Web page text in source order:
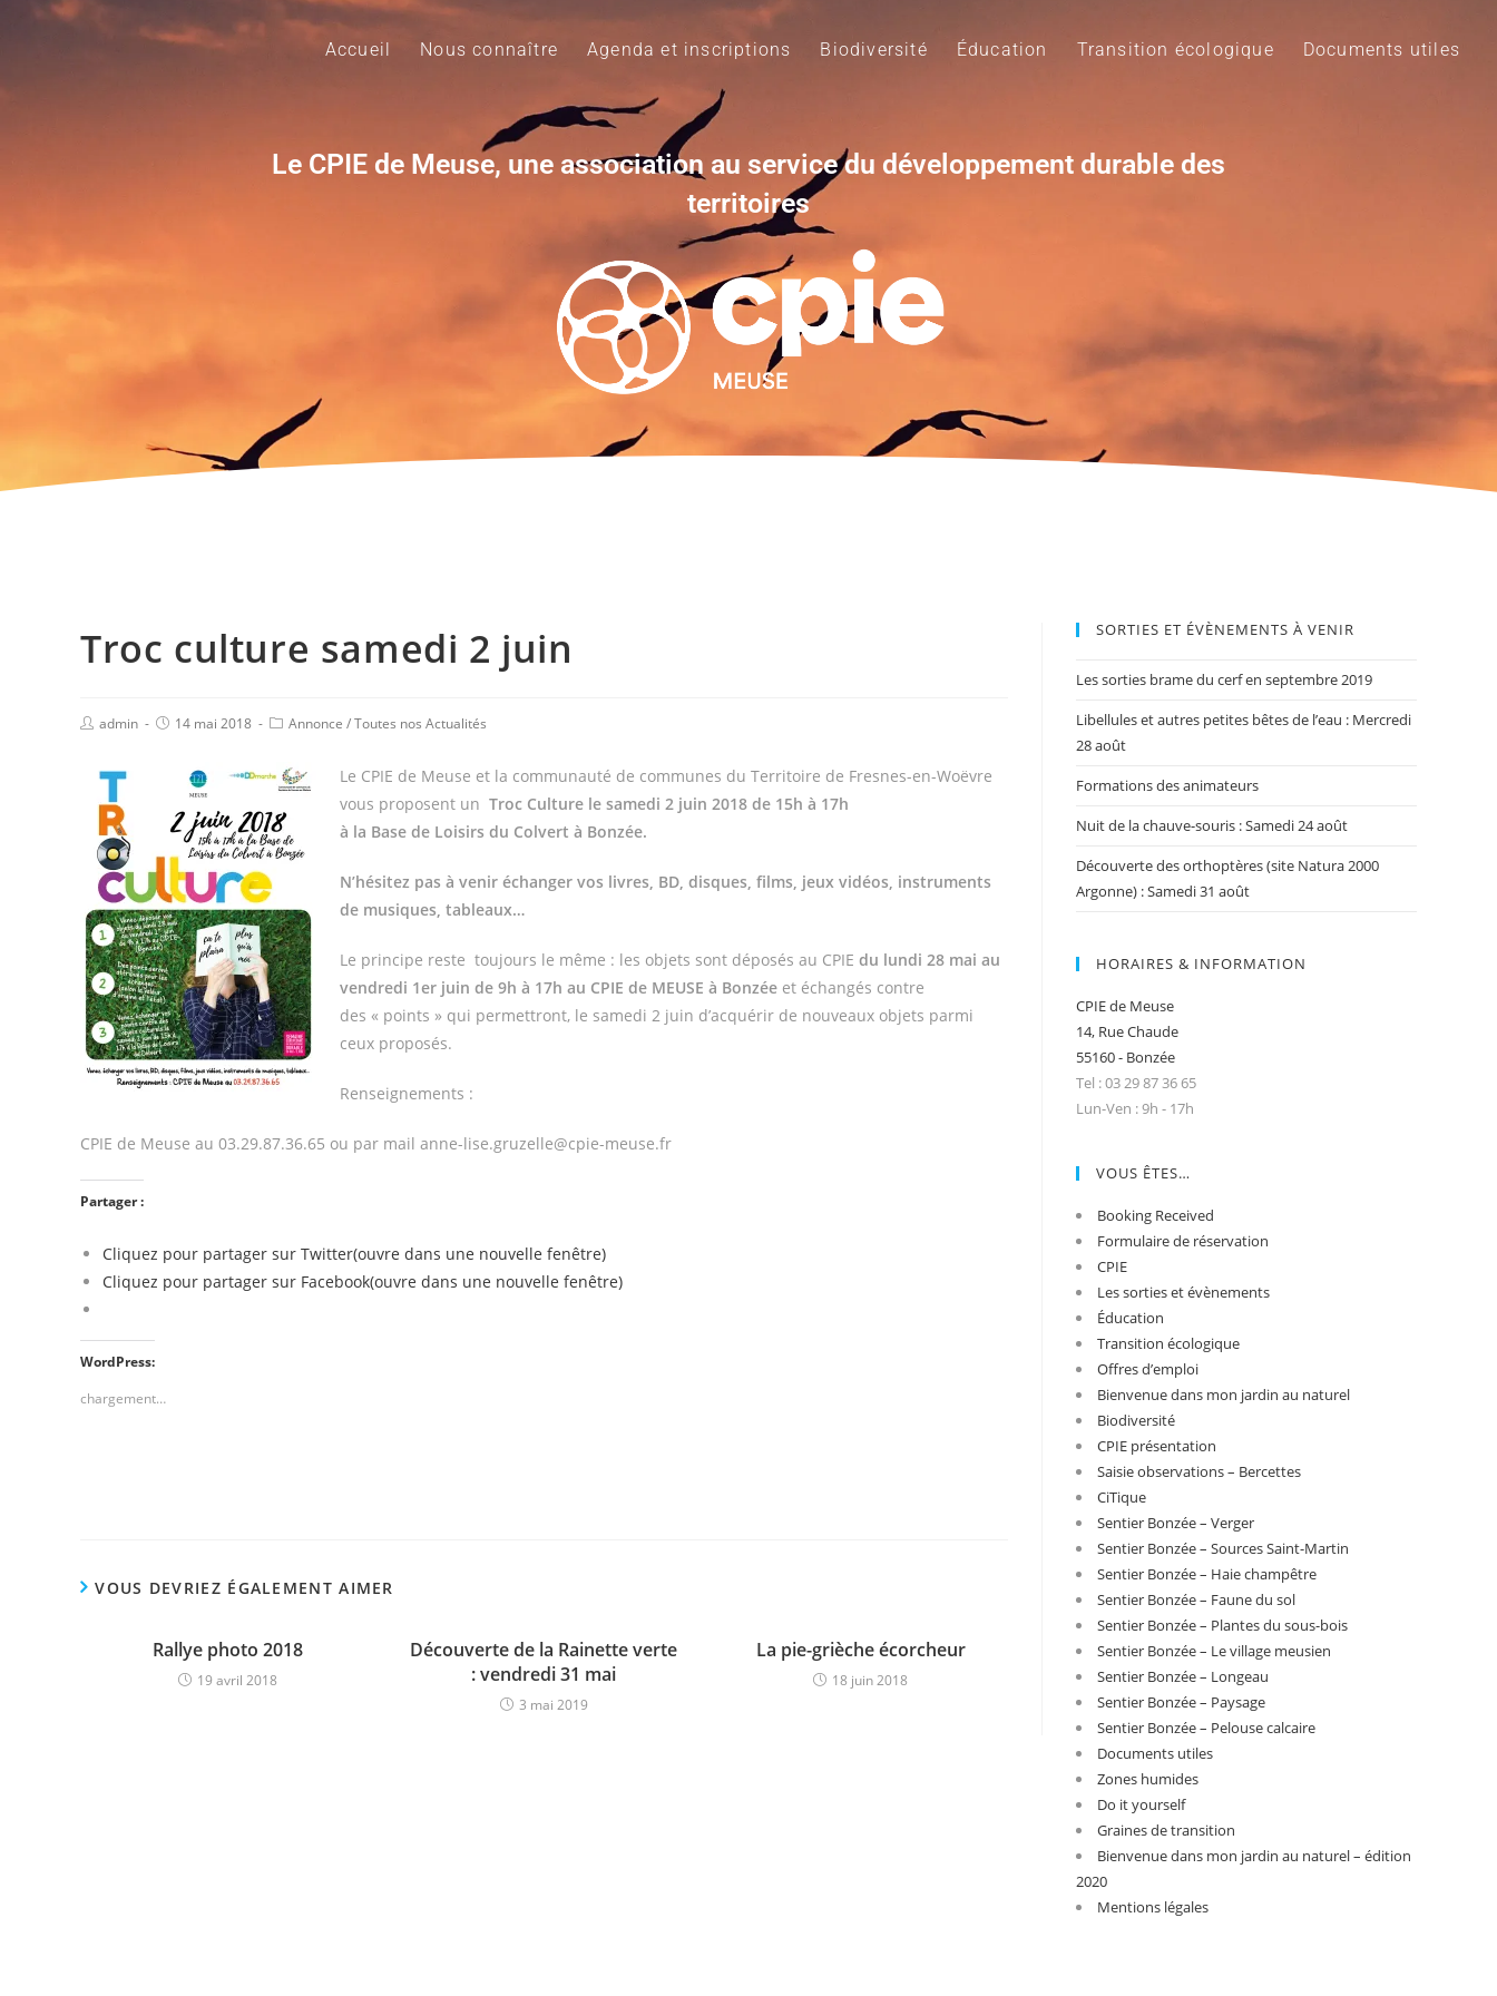
Accueil Nous connaître Agenda et inscriptions Biodiversité Éducation Transition écologique Documents utiles
Le CPIE de Meuse, une association au service du développement durable des
territoires
Troc culture samedi 2 juin
admin 14 mai 2018 Annonce /Toutes nos Actualités
Le CPIE de Meuse et la communauté de communes du Territoire de Fresnes-en-Woëvre
vous proposent un Troc Culture le samedi 2 juin 2018 de 15h à 17h
à la Base de Loisirs du Colvert à Bonzée.
N’hésitez pas à venir échanger vos livres, BD, disques, films, jeux vidéos, instruments
de musiques, tableaux…
Le principe reste toujours le même : les objets sont déposés au CPIE du lundi 28 mai au
vendredi 1er juin de 9h à 17h au CPIE de MEUSE à Bonzée et échangés contre
des « points » qui permettront, le samedi 2 juin d’acquérir de nouveaux objets parmi
ceux proposés.
Renseignements :
CPIE de Meuse au 03.29.87.36.65 ou par mail anne-lise.gruzelle@cpie-meuse.fr
Partager :
Cliquez pour partager sur Twitter(ouvre dans une nouvelle fenêtre)
Cliquez pour partager sur Facebook(ouvre dans une nouvelle fenêtre)
WordPress:
chargement…
VOUS DEVRIEZ ÉGALEMENT AIMER
Rallye photo 2018
19 avril 2018
Découverte de la Rainette verte
: vendredi 31 mai
3 mai 2019
La pie-grièche écorcheur
18 juin 2018
SORTIES ET ÉVÈNEMENTS À VENIR
Les sorties brame du cerf en septembre 2019
Libellules et autres petites bêtes de l’eau : Mercredi
28 août
Formations des animateurs
Nuit de la chauve-souris : Samedi 24 août
Découverte des orthoptères (site Natura 2000
Argonne) : Samedi 31 août
HORAIRES & INFORMATION
CPIE de Meuse
14, Rue Chaude
55160 - Bonzée
Tel : 03 29 87 36 65
Lun-Ven : 9h - 17h
VOUS ÊTES…
Booking Received
Formulaire de réservation
CPIE
Les sorties et évènements
Éducation
Transition écologique
Offres d’emploi
Bienvenue dans mon jardin au naturel
Biodiversité
CPIE présentation
Saisie observations – Bercettes
CiTique
Sentier Bonzée – Verger
Sentier Bonzée – Sources Saint-Martin
Sentier Bonzée – Haie champêtre
Sentier Bonzée – Faune du sol
Sentier Bonzée – Plantes du sous-bois
Sentier Bonzée – Le village meusien
Sentier Bonzée – Longeau
Sentier Bonzée – Paysage
Sentier Bonzée – Pelouse calcaire
Documents utiles
Zones humides
Do it yourself
Graines de transition
Bienvenue dans mon jardin au naturel – édition
2020
Mentions légales